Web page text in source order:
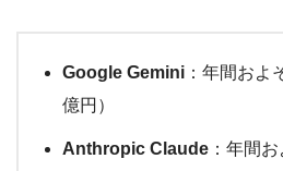
Google Gemini ：年間およ
億円）
Anthropic Claude ：年間